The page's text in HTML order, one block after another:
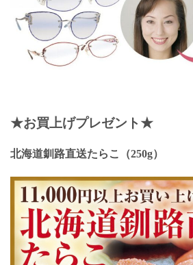
★お買上げプレゼント★
北海道釧路直送たらこ（250g）